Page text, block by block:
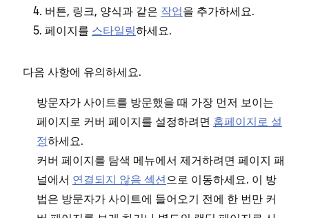
버튼, 링크, 양식과 같은 작업을 추가하세요.
페이지를 스타일링하세요.
다음 사항에 유의하세요.
방문자가 사이트를 방문했을 때 가장 먼저 보이는
페이지로 커버 페이지를 설정하려면 홈페이지로 설
정하세요.
커버 페이지를 탐색 메뉴에서 제거하려면 페이지 패
널에서 연결되지 않음 섹션으로 이동하세요. 이 방
법은 방문자가 사이트에 들어오기 전에 한 번만 커